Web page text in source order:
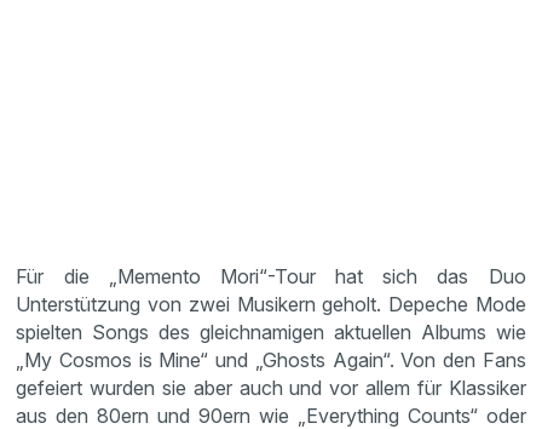
Für die „Memento Mori“-Tour hat sich das Duo
Unterstützung von zwei Musikern geholt. Depeche Mode
spielten Songs des gleichnamigen aktuellen Albums wie
„My Cosmos is Mine“ und „Ghosts Again“. Von den Fans
gefeiert wurden sie aber auch und vor allem für Klassiker
aus den 80ern und 90ern wie „Everything Counts“ oder